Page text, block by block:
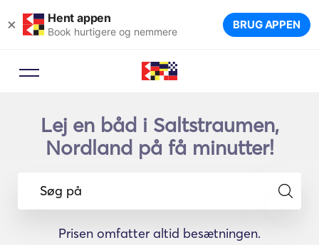
× Hent appen
Book hurtigere og nemmere BRUG APPEN
Lej en båd i Saltstraumen,
Nordland på få minutter!
Søg på
Prisen omfatter altid besætningen.